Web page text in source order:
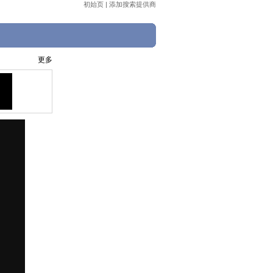
初始页 | 添加搜索提供商
更多